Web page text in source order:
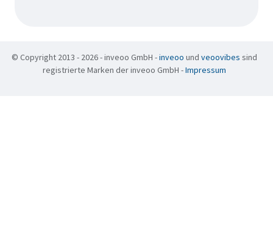
© Copyright 2013 - 2026 - inveoo GmbH -inveoo und veoovibes sind
registrierte Marken der inveoo GmbH -Impressum